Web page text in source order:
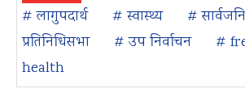
# लागुपदार्थ
# स्वास्थ्य #
प्रतिनिधिसभा
# उप निर्वाचन #
health